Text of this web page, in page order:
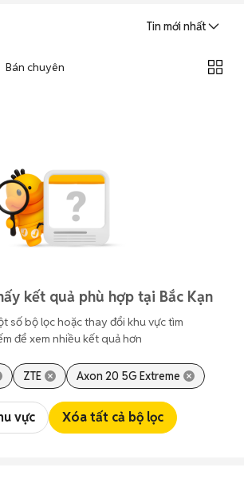
Tin mới nhất
Bán chuyên
kết quả phù hợp tại Bắc Kạn
số bộ lọc hoặc thay đổi khu vực tìm
để xem nhiều kết quả hơn
ZTE Axon 20 5G Extreme
vực Xóa tất cả bộ lọc